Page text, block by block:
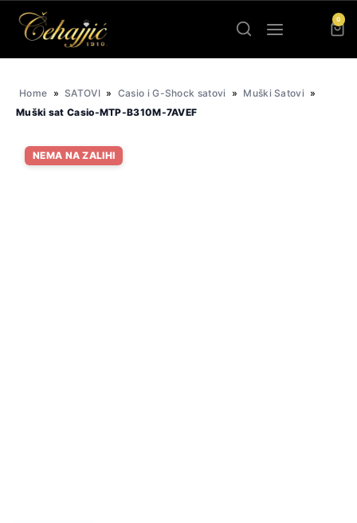
0
Home » SATOVI » Casio i G-Shock satovi » Muški Satovi »
Muški sat Casio-MTP-B310M-7AVEF
NEMA NA ZALIHI